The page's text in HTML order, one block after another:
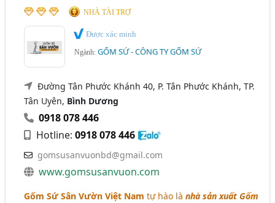
NHÀ TÀI TRỢ
Được xác minh
Ngành:GỐM SỨ - CÔNG TY GỐM SỨ
Đường Tân Phước Khánh 40, P. Tân Phước Khánh, TP.
Tân Uyên, Bình Dương
0918 078 446
Hotline:0918 078 446
gomsusanvuonbd@gmail.com
www.gomsusanvuon.com
Gốm Sứ Sân Vườn Việt Nam tự hào lànhà sản xuất Gốm